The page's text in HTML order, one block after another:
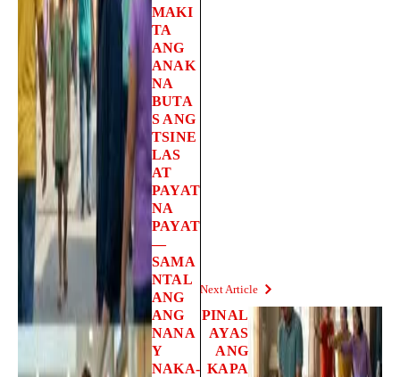
MAKI
TA
ANG
ANAK
NA
BUTA
S ANG
TSINE
LAS
AT
PAYAT
NA
PAYAT
—
SAMA
NTAL
ANG
ANG
NANA
Y
NAKA-
Next Article
PINAL
AYAS
ANG
KAPA